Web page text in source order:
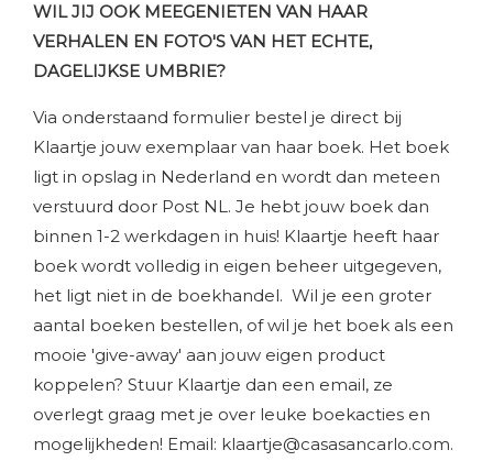
WIL JIJ OOK MEEGENIETEN VAN HAAR
VERHALEN EN FOTO'S VAN HET ECHTE,
DAGELIJKSE UMBRIE?
Via onderstaand formulier bestel je direct bij
Klaartje jouw exemplaar van haar boek. Het boek
ligt in opslag in Nederland en wordt dan meteen
verstuurd door Post NL. Je hebt jouw boek dan
binnen 1-2 werkdagen in huis! Klaartje heeft haar
boek wordt volledig in eigen beheer uitgegeven,
het ligt niet in de boekhandel. Wil je een groter
aantal boeken bestellen, of wil je het boek als een
mooie 'give-away' aan jouw eigen product
koppelen? Stuur Klaartje dan een email, ze
overlegt graag met je over leuke boekacties en
mogelijkheden! Email: klaartje@casasancarlo.com.